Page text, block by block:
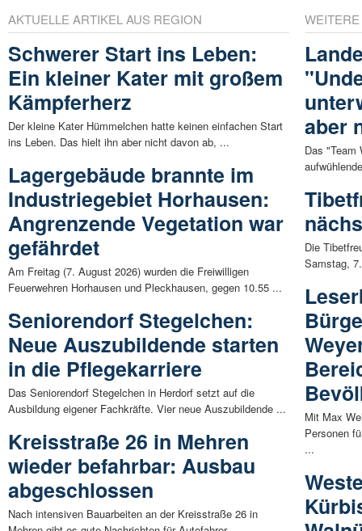
AKTUELLE ARTIKEL AUS REGION
Schwerer Start ins Leben:
Ein kleiner Kater mit großem
Kämpferherz
Der kleine Kater Hümmelchen hatte keinen einfachen Start
ins Leben. Das hielt ihn aber nicht davon ab, ...
Lagergebäude brannte im
Industriegebiet Horhausen:
Angrenzende Vegetation war
gefährdet
Am Freitag (7. August 2026) wurden die Freiwilligen
Feuerwehren Horhausen und Pleckhausen, gegen 10.55 ...
Seniorendorf Stegelchen:
Neue Auszubildende starten
in die Pflegekarriere
Das Seniorendorf Stegelchen in Herdorf setzt auf die
Ausbildung eigener Fachkräfte. Vier neue Auszubildende ...
Kreisstraße 26 in Mehren
wieder befahrbar: Ausbau
abgeschlossen
Nach intensiven Bauarbeiten an der Kreisstraße 26 in
aber
Das "Team
Die
Samstag,
Mit Max
Personen
...